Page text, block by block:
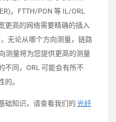
。FTTH/PON 等 IL/ORL
更高的网络需要精确的插入
无论从哪个方向测量，链路
测量将为您提供更高的测量
不同，ORL 可能会有所不
的。
础知识，请查看我们的 光纤